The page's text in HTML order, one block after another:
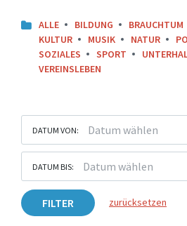
ALLE BILDUNG BRAUCHTUM
KULTUR
MUSIK NATUR
SOZIALES
SPORT
VEREINSLEBEN
DATUM VON:
DATUM BIS:
FILTER zurücksetzen